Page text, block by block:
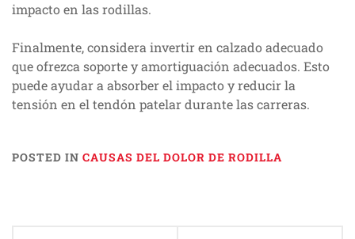
impacto en las rodillas.
Finalmente, considera invertir en calzado adecuado
que ofrezca soporte y amortiguación adecuados. Esto
puede ayudar a absorber el impacto y reducir la
tensión en el tendón patelar durante las carreras.
POSTED IN CAUSAS DEL DOLOR DE RODILLA